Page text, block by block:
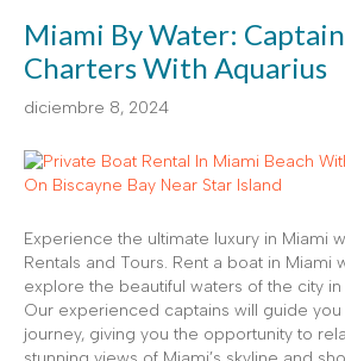
Miami By Water:
Charters With Aquarius
diciembre 8, 2024
Experience the ultimate luxury in Miami
Rentals and Tours. Rent a boat in Miami
explore the beautiful waters of the city
Our experienced captains will guide
journey, giving you the opportunity to